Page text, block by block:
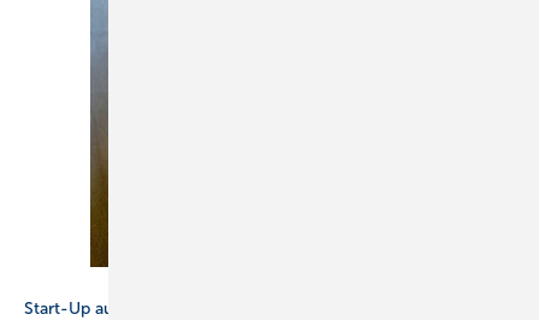
Start-Up aus Namibia